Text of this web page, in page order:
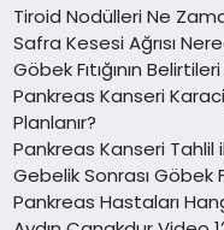
Tiroid Nodülleri Ne
Safra Kesesi Ağrısı
Göbek Fıtığının
Pankreas Kanseri
Planlanır?
Pankreas Kanseri Tahlil
Gebelik Sonrası Göbek
Pankreas Hastaları